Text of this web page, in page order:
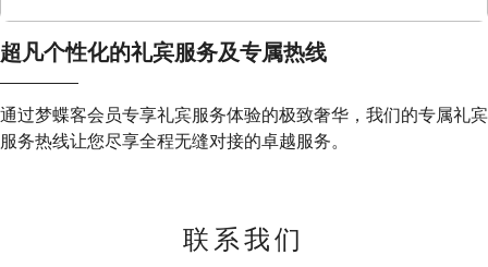
超凡个性化的礼宾服务及专属热线​
通过梦蝶客会员专享礼宾服务体验的极致奢华，我们的专属礼宾
服务热线让您尽享全程无缝对接的卓越服务。
联系我们